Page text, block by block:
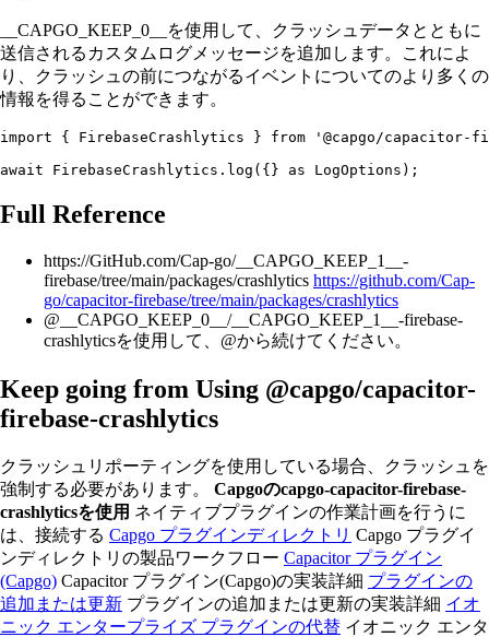
__CAPGO_KEEP_0__を使用して、クラッシュデータとともに
送信されるカスタムログメッセージを追加します。これによ
り、クラッシュの前につながるイベントについてのより多くの
情報を得ることができます。
import { FirebaseCrashlytics } from '@capgo/
Full Reference
https://GitHub.com/Cap-go/__CAPGO_KEEP_1__-
firebase/tree/main/packages/crashlytics https://github.com/Cap-
go/capacitor-firebase/tree/main/packages/crashlytics
@__CAPGO_KEEP_0__/__CAPGO_KEEP_1__-firebase-
crashlyticsを使用して、@から続けてください。
Keep going from Using @capgo/capacitor-
firebase-crashlytics
クラッシュリポーティングを使用している場合、クラッシュを
強制する必要があります。 Capgoのcapgo-capacitor-firebase-
crashlyticsを使用 ネイティブプラグインの作業計画を行うに
は、接続する Capgo プラグインディレクトリ Capgo プラグイ
ンディレクトリの製品ワークフロー Capacitor プラグイン
(Capgo) Capacitor プラグイン(Capgo)の実装詳細 プラグインの
追加または更新 プラグインの追加または更新の実装詳細 イオ
ニック エンタープライズ プラグインの代替 イオニック エンタ